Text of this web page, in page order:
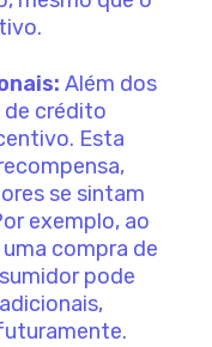
Além dos
crédito
Esta
se sintam
exemplo, ao
compra de
pode